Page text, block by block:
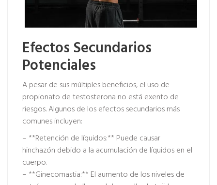
Efectos Secundarios
Potenciales
A pesar de sus múltiples beneficios, el uso de
propionato de testosterona no está exento de
riesgos. Algunos de los efectos secundarios más
comunes incluyen:
– **Retención de líquidos:** Puede causar
hinchazón debido a la acumulación de líquidos en el
cuerpo.
– **Ginecomastia:** El aumento de los niveles de